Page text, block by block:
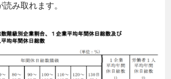
み取れます。